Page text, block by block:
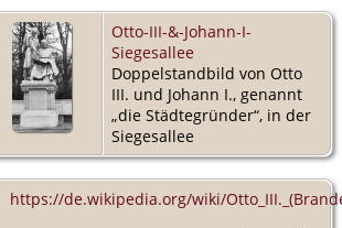
Otto-III-&-Johann-I-
Siegesallee
Doppelstandbild von Otto
III. und Johann I., genannt
„die Städtegründer“, in der
Siegesallee
https://de.wikipedia.org/wiki/